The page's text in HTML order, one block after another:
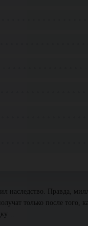
наследство. Правда,
только после того,